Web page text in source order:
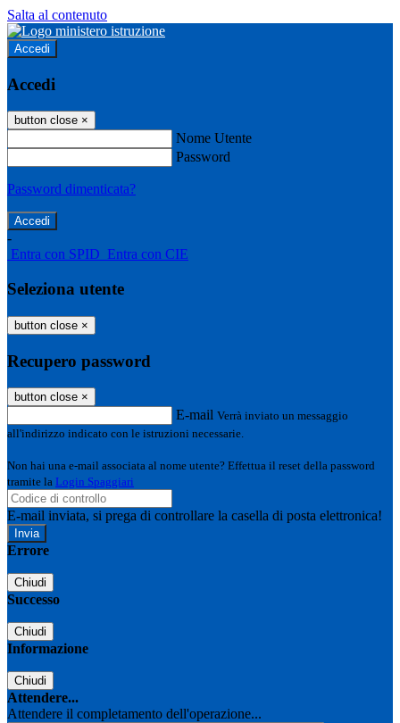
Salta al contenuto
Accedi
Accedi
button close ×
Nome Utente
Password
Password dimenticata?
-
Entra con SPID Entra con CIE
Seleziona utente
button close ×
Recupero password
button close ×
E-mail Verrà inviato un messaggio
all'indirizzo indicato con le istruzioni necessarie.
Non hai una e-mail associata al nome utente? Effettua il reset della password
tramite la Login Spaggiari
E-mail inviata, si prega di controllare la casella di posta elettronica!
Errore
Chiudi
Successo
Chiudi
Informazione
Chiudi
Attendere...
Attendere il completamento dell'operazione...